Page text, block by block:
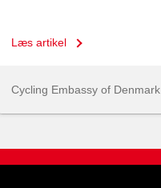
Læs artikel
Cycling Embassy of Denmark